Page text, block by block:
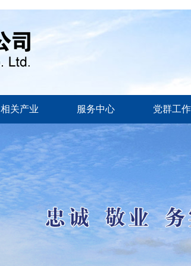
相关产业 服务中心 党群工作